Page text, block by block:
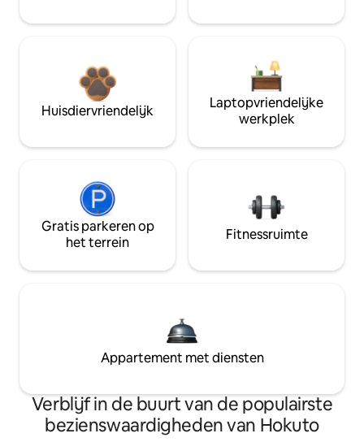
Huisdiervriendelijk
Laptopvriendelijke
werkplek
Gratis parkeren op
het terrein
Fitnessruimte
Appartement met diensten
Verblijf in de buurt van de populairste
bezienswaardigheden van Hokuto